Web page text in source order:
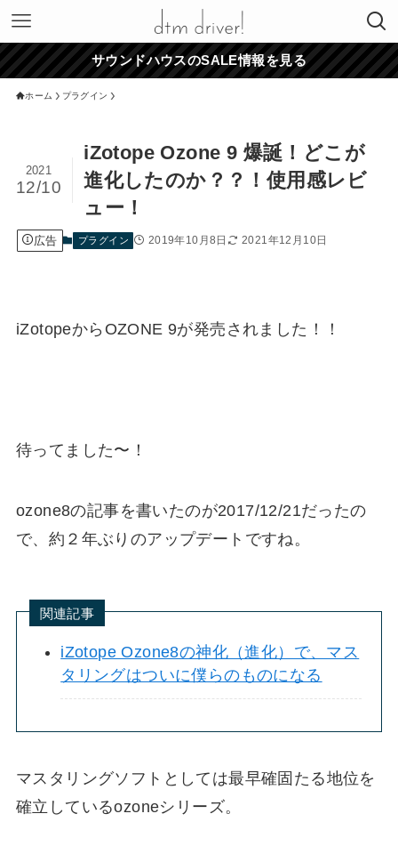
サウンドハウスのSALE情報を見る
ホーム プラグイン
iZotope Ozone 9 爆誕！どこが
進化したのか？？！使用感レビ
ュー！
2021
12/10
広告 プラグイン 2019年10月8日 2021年12月10日
iZotopeからOZONE 9が発売されました！！
待ってました〜！
ozone8の記事を書いたのが2017/12/21だったの
で、約２年ぶりのアップデートですね。
関連記事
iZotope Ozone8の神化（進化）で、マス
タリングはついに僕らのものになる
マスタリングソフトとしては最早確固たる地位を
確立しているozoneシリーズ。